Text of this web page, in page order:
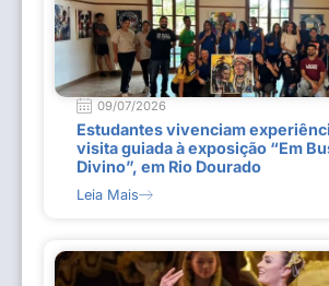
09/07/2026
Estudantes vivenciam
visita guiada à exposição “Em
Divino”, em Rio Dourado
Leia Mais